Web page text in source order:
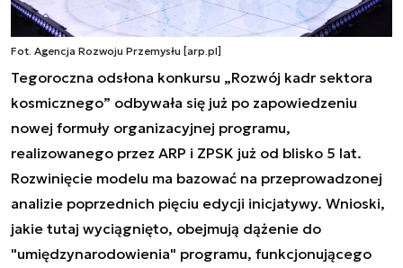
Fot. Agencja Rozwoju Przemysłu [arp.pl]
Tegoroczna odsłona konkursu „Rozwój kadr sektora
kosmicznego” odbywała się już po zapowiedzeniu
nowej formuły organizacyjnej programu,
realizowanego przez ARP i ZPSK już od blisko 5 lat.
Rozwinięcie modelu ma bazować na przeprowadzonej
analizie poprzednich pięciu edycji inicjatywy. Wnioski,
jakie tutaj wyciągnięto, obejmują dążenie do
"umiędzynarodowienia" programu, funkcjonującego